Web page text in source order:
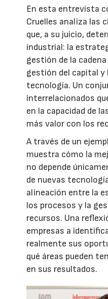
En esta entrevista
Cruelles analiza las
que, a su juicio,
industrial: la
gestión de la
gestión del capital y
tecnología. Un
interrelacionados
en la capacidad de
más valor con los
A través de un
muestra cómo la
no depende
de nuevas
alineación entre la
los procesos y la
recursos. Una
empresas a
realmente sus
qué áreas pueden
en sus resultados.